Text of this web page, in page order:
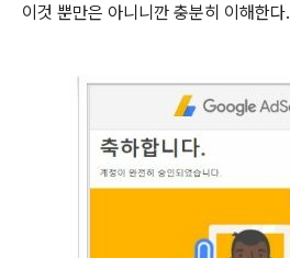
이것 뿐만은 아니니깐 충분히 이해한다.